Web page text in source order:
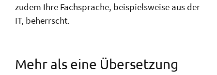
zudem Ihre Fachsprache, beispielsweise aus der
IT, beherrscht.
Mehr als eine Übersetzung